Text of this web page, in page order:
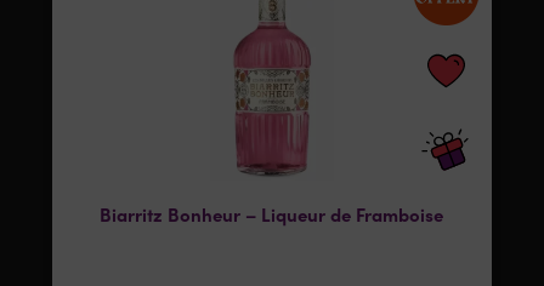
Biarritz Bonheur – Liqueur de Framboise